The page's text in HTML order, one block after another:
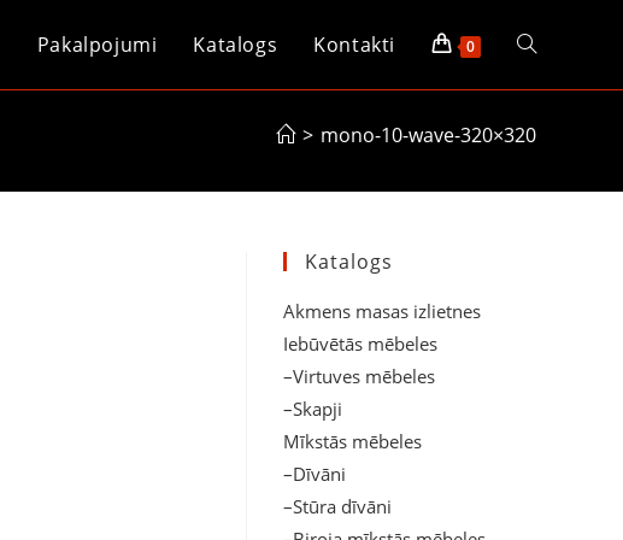
Pakalpojumi Katalogs Kontakti 0 Toggle
website
> mono-10-wave-320×320
Katalogs
Akmens masas izlietnes
Iebūvētās mēbeles
–Virtuves mēbeles
–Skapji
Mīkstās mēbeles
–Dīvāni
–Stūra dīvāni